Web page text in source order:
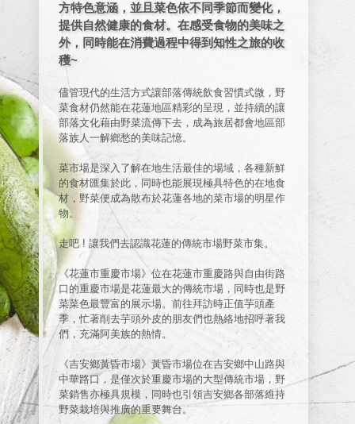
方特色意涵，並且菜色依不同季節而變化，
提供自然健康的食材。在感受食物的美味之
外，同時能在消費過程中得到知性之旅的收
穫~
儘管現代的生活方式讓部落傳統飲食習慣式微，野
菜食材仍然能在花蓮地區精彩的呈現，並持續的讓
部落文化藉由野菜流傳下去，成為旅居都會地區部
落族人一解鄉愁的美味記憶。
菜市場是深入了解在地生活最佳的場域，各種新鮮
的食材匯集於此，同時也能展現極具特色的在地食
材，野菜便成為散布於花蓮各地的菜市場的明星作
物。
走吧 ! 讓我們去認識花蓮的傳統市場野菜市集。
《花蓮市重慶市場》位在花蓮市重慶路與自由街路
口的重慶市場是花蓮最大的傳統市場，同時也是野
菜菜色最豐富的展示場。前往拜訪時正值芋頭產
季，忙著削去芋頭外皮的朋友們也熱絡地招呼著我
們，充滿阿美族的熱情。
《吉安鄉黃昏市場》黃昏市場位在吉安鄉中山路與
中華路口，是僅次於重慶市場的大型傳統市場，野
菜銷售亦極具規模，同時也引領吉安鄉各部落維持
野菜栽培與推廣的重要舞台。